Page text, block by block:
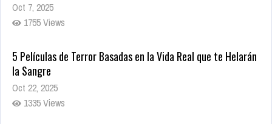
Oct 7, 2025
1755 Views
5 Películas de Terror Basadas en la Vida Real que te Helarán
la Sangre
Oct 22, 2025
1335 Views